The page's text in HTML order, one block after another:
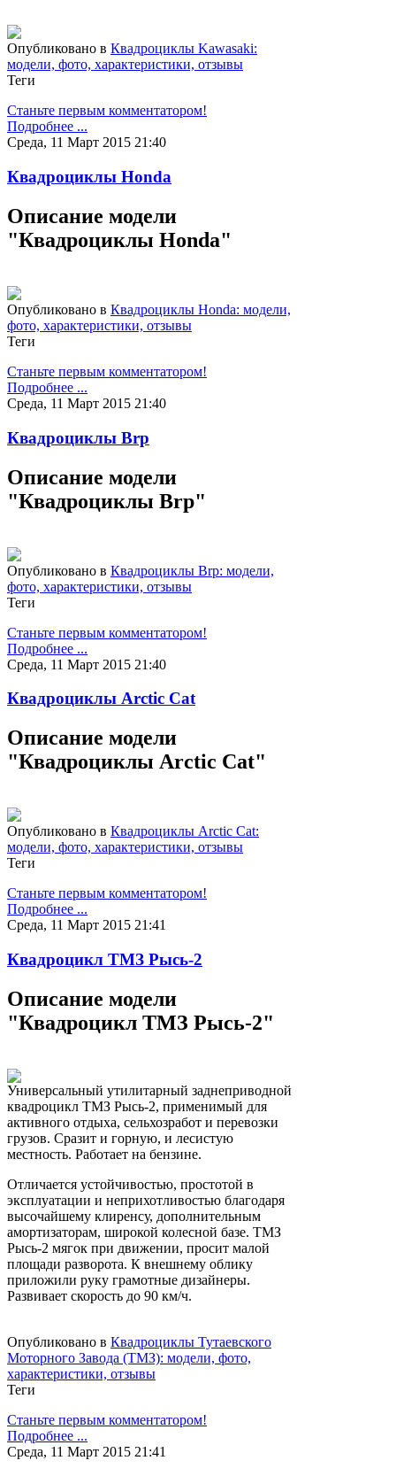
Опубликовано в Квадроциклы Kawasaki:
модели, фото, характеристики, отзывы
Теги
Станьте первым комментатором!
Подробнее ...
Среда, 11 Март 2015 21:40
Квадроциклы Honda
Описание модели
"Квадроциклы Honda"
Опубликовано в Квадроциклы Honda: модели,
фото, характеристики, отзывы
Теги
Станьте первым комментатором!
Подробнее ...
Среда, 11 Март 2015 21:40
Квадроциклы Brp
Описание модели
"Квадроциклы Brp"
Опубликовано в Квадроциклы Brp: модели,
фото, характеристики, отзывы
Теги
Станьте первым комментатором!
Подробнее ...
Среда, 11 Март 2015 21:40
Квадроциклы Arctic Cat
Описание модели
"Квадроциклы Arctic Cat"
Опубликовано в Квадроциклы Arctic Cat:
модели, фото, характеристики, отзывы
Теги
Станьте первым комментатором!
Подробнее ...
Среда, 11 Март 2015 21:41
Квадроцикл ТМЗ Рысь-2
Описание модели
"Квадроцикл ТМЗ Рысь-2"
Универсальный утилитарный заднеприводной
квадроцикл ТМЗ Рысь-2, применимый для
активного отдыха, сельхозработ и перевозки
грузов. Сразит и горную, и лесистую
местность. Работает на бензине.
Отличается устойчивостью, простотой в
эксплуатации и неприхотливостью благодаря
высочайшему клиренсу, дополнительным
амортизаторам, широкой колесной базе. ТМЗ
Рысь-2 мягок при движении, просит малой
площади разворота. К внешнему облику
приложили руку грамотные дизайнеры.
Развивает скорость до 90 км/ч.
Опубликовано в Квадроциклы Тутаевского
Моторного Завода (ТМЗ): модели, фото,
характеристики, отзывы
Теги
Станьте первым комментатором!
Подробнее ...
Среда, 11 Март 2015 21:41